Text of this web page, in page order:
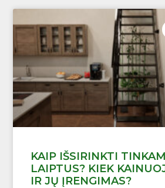
KAIP IŠSIRINKTI
LAIPTUS? KIEK
IR JŲ ĮRENGIMAS?